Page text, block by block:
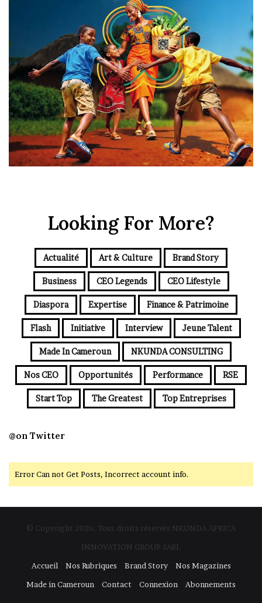
Looking For More?
Actualité Art & Culture Brand Story
Business CEO Legends CEO Lifestyle
Diaspora Expertise Finance & Patrimoine
Flash Initiative Interview Jeune Talent
Made In Cameroun NKUNDA CONSULTING
Nos CEO Opportunités Performance RSE
Start Top The Greatest Top Entreprises
@on Twitter
Error Can not Get Posts, Incorrect account info.
© Copyright 2026, Tous droits réservés NKUNDA AFRICA
INNOVATION GROUP SARL
Accueil
Nos Rubriques Brand Story
Nos Magazines
Made in Cameroun
Contact Connexion Abonnements